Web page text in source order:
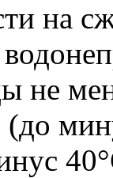
на
не
(до